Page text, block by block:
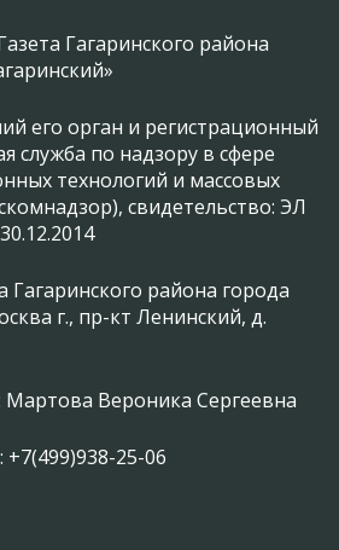
Гагаринского района
его орган и регистрационный
служба по надзору в сфере
технологий и массовых
свидетельство: ЭЛ
Гагаринского района города
г., пр-кт Ленинский, д.
Вероника Сергеевна
25-06